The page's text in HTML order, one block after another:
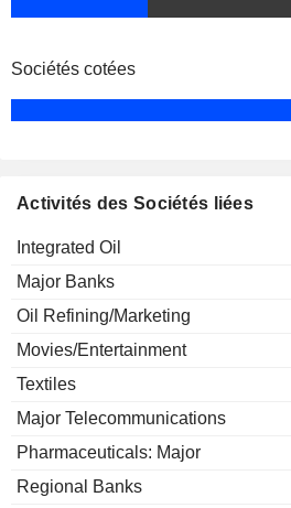
Stockpiling Association
Hungarian Football Federation
Movies/Entertainment
Slovak Chamber of Commerce &
Industry
Sociétés cotées
Activités des Sociétés liées
Integrated Oil
Major Banks
Oil Refining/Marketing
Movies/Entertainment
Textiles
Major Telecommunications
Pharmaceuticals: Major
Regional Banks